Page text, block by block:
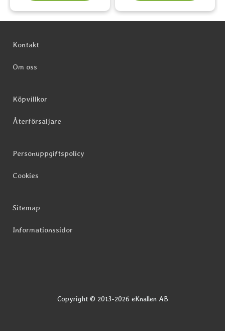
Kontakt
Om oss
Köpvillkor
Återförsäljare
Personuppgiftspolicy
Cookies
Sitemap
Informationssidor
Copyright © 2013-2026 eKnallen AB